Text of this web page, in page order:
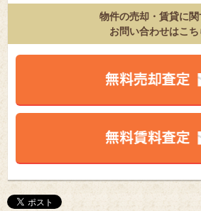
物件の売却・賃貸に関
お問い合わせはこち